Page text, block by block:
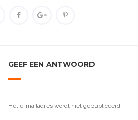
GEEF EEN ANTWOORD
Het e-mailadres wordt niet gepubliceerd.